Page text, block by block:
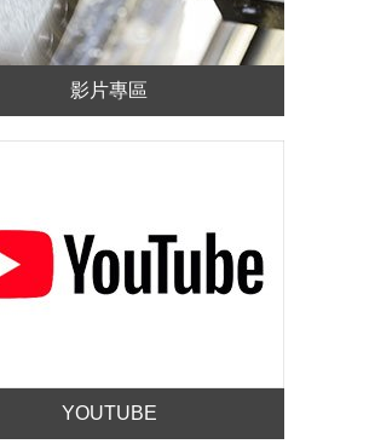
影片專區
YOUTUBE